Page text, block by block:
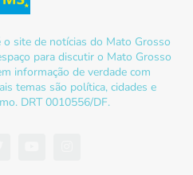
site de notícias do Mato Grosso
para discutir o Mato Grosso
informação de verdade com
temas são política, cidades e
DRT 0010556/DF.